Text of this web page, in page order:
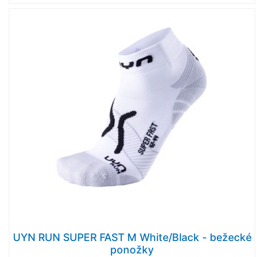
UYN RUN SUPER FAST M White/Black - bežecké
ponožky